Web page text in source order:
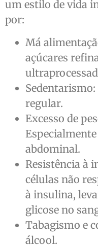
um estilo de vida
por:
Má
açúcares
regular.
Excesso de
abdominal.
Resistência à
células não
à insulina,
glicose no
Tabagismo e
álcool.